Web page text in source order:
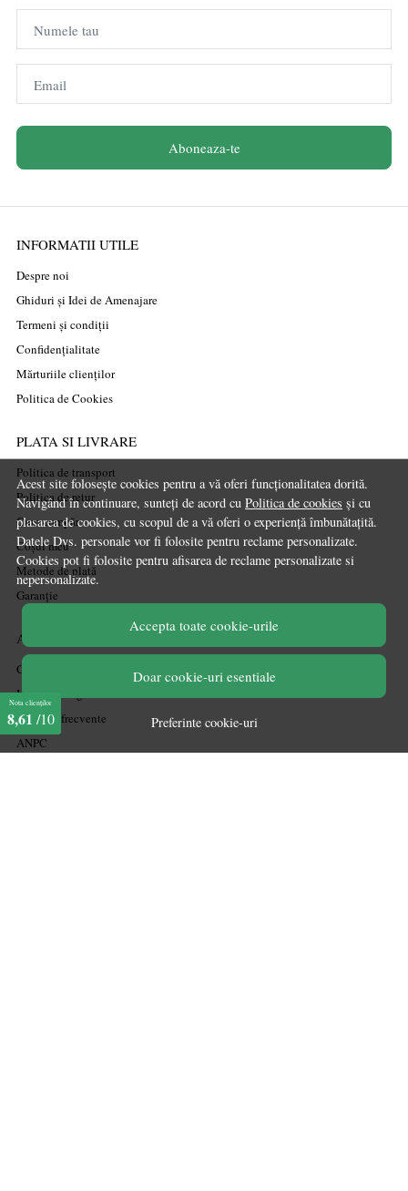
Acest site folosește cookies pentru a vă oferi funcționalitatea dorită.
Navigând în continuare, sunteți de acord cu Politica de cookies și cu
plasarea de cookies, cu scopul de a vă oferi o experiență îmbunătațită.
Datele Dvs. personale vor fi folosite pentru reclame personalizate.
Cookies pot fi folosite pentru afisarea de reclame personalizate si
nepersonalizate.
Accepta toate cookie-urile
Doar cookie-uri esentiale
Preferinte cookie-uri
Numele tau
Email
Aboneaza-te
INFORMATII UTILE
Despre noi
Ghiduri și Idei de Amenajare
Termeni și condiții
Confidențialitate
Mărturiile clienților
Politica de Cookies
PLATA SI LIVRARE
Politica de transport
Politica de retur
Cum cumpăr
Coșul meu
Metode de plată
Garanție
ASISTENTA
Contactează-ne
Informatii legale
Întrebări frecvente
ANPC
Nota clienților
8,61 /10